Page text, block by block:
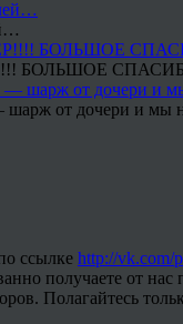
БОЛЬШОЕ
шарж от дочери и мы
ссылке http://vk.com/
получаете от
Полагайтесь